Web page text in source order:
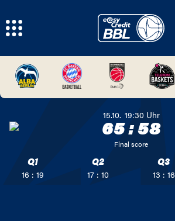
15.10. 19:30 Uhr
65:58
Final score
Q1
16 : 19
Q2
17 : 10
Q3
13 : 16